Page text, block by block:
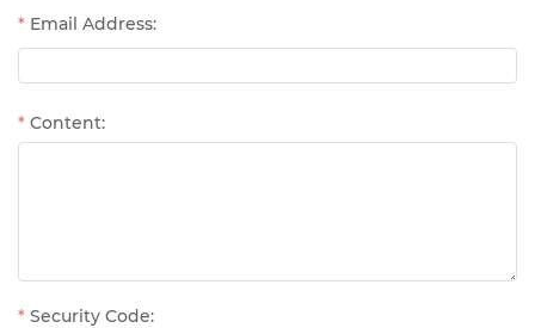
Email Address:
Content:
Security Code: